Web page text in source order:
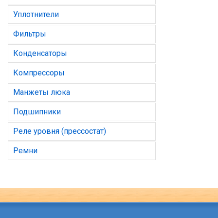
Уплотнители
Фильтры
Конденсаторы
Компрессоры
Манжеты люка
Подшипники
Реле уровня (прессостат)
Ремни